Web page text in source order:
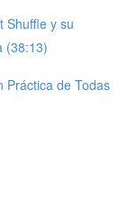
Shuffle y su
(38:13)
Práctica de Todas